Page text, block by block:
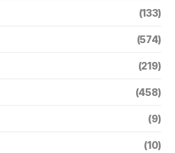
(133)
(574)
(219)
(458)
(9)
(10)